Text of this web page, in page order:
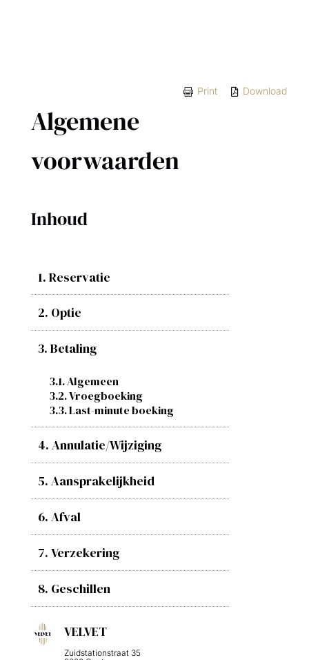
Print Download
Algemene
voorwaarden
Inhoud
1. Reservatie
2. Optie
3. Betaling
3.1. Algemeen
3.2. Vroegboeking
3.3. Last-minute boeking
4. Annulatie/Wijziging
5. Aansprakelijkheid
6. Afval
7. Verzekering
8. Geschillen
VELVET
Zuidstationstraat 35